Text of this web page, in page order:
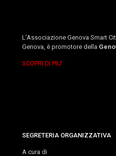
L’Associazione Genova Smart
Genova, è promotore della
SCOPRI DI PIU’
SEGRETERIA ORGANIZZATIVA
A cura di